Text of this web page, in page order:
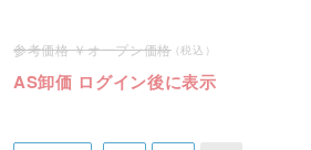
オープン価格
AS卸価 ログイン後に表示